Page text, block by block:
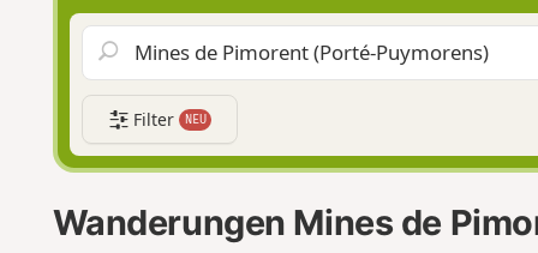
Filter NEU
Wanderungen Mines de